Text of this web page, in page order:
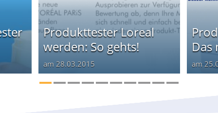
Produkttester Loreal
werden: So gehts!
am 28.03.2015
Das
am